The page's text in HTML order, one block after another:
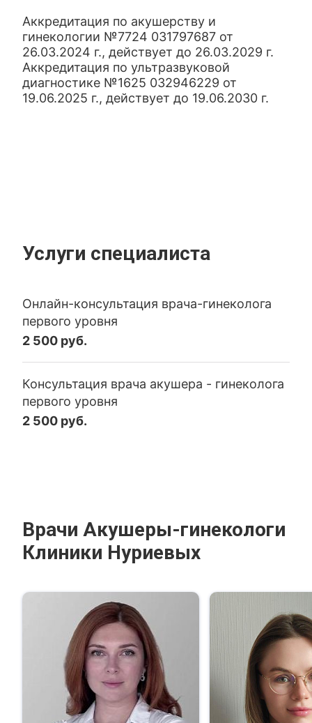
Аккредитация по акушерству и
гинекологии №7724 031797687 от
26.03.2024 г., действует до 26.03.2029 г.
Аккредитация по ультразвуковой
диагностике №1625 032946229 от
19.06.2025 г., действует до 19.06.2030 г.
Услуги специалиста
Онлайн-консультация врача-гинеколога
первого уровня
2 500 руб.
Консультация врача акушера - гинеколога
первого уровня
2 500 руб.
Врачи Акушеры-гинекологи
Клиники Нуриевых